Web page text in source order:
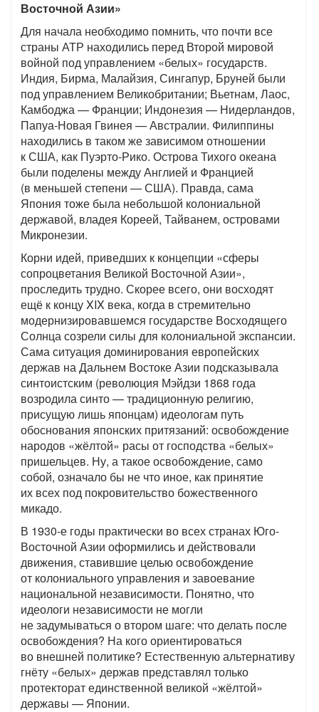
Восточной Азии»
Для начала необходимо помнить, что почти все
страны АТР находились перед Второй мировой
войной под управлением «белых» государств.
Индия, Бирма, Малайзия, Сингапур, Бруней были
под управлением Великобритании; Вьетнам, Лаос,
Камбоджа — Франции; Индонезия — Нидерландов,
Папуа-Новая Гвинея — Австралии. Филиппины
находились в таком же зависимом отношении
к США, как Пуэрто-Рико. Острова Тихого океана
были поделены между Англией и Францией
(в меньшей степени — США). Правда, сама
Япония тоже была небольшой колониальной
державой, владея Кореей, Тайванем, островами
Микронезии.
Корни идей, приведших к концепции «сферы
сопроцветания Великой Восточной Азии»,
проследить трудно. Скорее всего, они восходят
ещё к концу XIX века, когда в стремительно
модернизировавшемся государстве Восходящего
Солнца созрели силы для колониальной экспансии.
Сама ситуация доминирования европейских
держав на Дальнем Востоке Азии подсказывала
синтоистским (революция Мэйдзи 1868 года
возродила синто — традиционную религию,
присущую лишь японцам) идеологам путь
обоснования японских притязаний: освобождение
народов «жёлтой» расы от господства «белых»
пришельцев. Ну, а такое освобождение, само
собой, означало бы не что иное, как принятие
их всех под покровительство божественного
микадо.
В 1930-е годы практически во всех странах Юго-
Восточной Азии оформились и действовали
движения, ставившие целью освобождение
от колониального управления и завоевание
национальной независимости. Понятно, что
идеологи независимости не могли
не задумываться о втором шаге: что делать после
освобождения? На кого ориентироваться
во внешней политике? Естественную альтернативу
гнёту «белых» держав представлял только
протекторат единственной великой «жёлтой»
державы — Японии.